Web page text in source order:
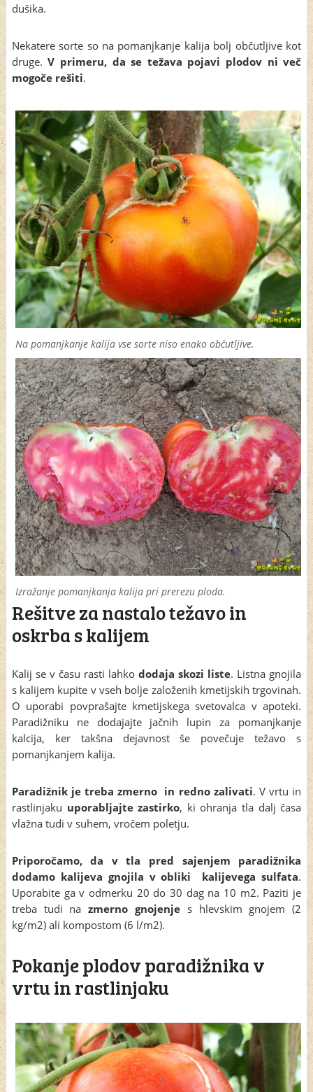
dušika.
Nekatere sorte so na pomanjkanje kalija bolj občutljive kot
druge.V primeru, da se težava pojavi plodov ni več
mogoče rešiti.
Na pomanjkanje kalija vse sorte niso enako občutljive.
Izražanje pomanjkanja kalija pri prerezu ploda.
Rešitve za nastalo težavo in
oskrba s kalijem
Kalij se v času rasti lahkododaja skozi liste. Listna gnojila
s kalijem kupite v vseh bolje založenih kmetijskih trgovinah.
O uporabi povprašajte kmetijskega svetovalca v apoteki.
Paradižniku ne dodajajte jačnih lupin za pomanjkanje
kalcija, ker takšna dejavnost še povečuje težavo s
pomanjkanjem kalija.
Paradižnik je treba zmerno in redno zalivati. V vrtu in
rastlinjaku uporabljajte zastirko, ki ohranja tla dalj časa
vlažna tudi v suhem, vročem poletju.
Priporočamo, da v tla pred sajenjem paradižnika
dodamo kalijeva gnojila v obliki kalijevega sulfata.
Uporabite ga v odmerku 20 do 30 dag na 10 m2. Paziti je
treba tudi nazmerno gnojenje s hlevskim gnojem (2
kg/m2) ali kompostom (6 l/m2).
Pokanje plodov paradižnika v
vrtu in rastlinjaku